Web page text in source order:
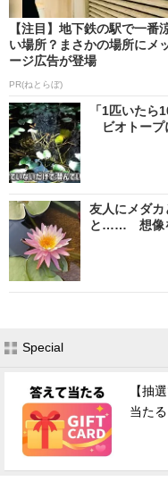
【注目】地下鉄の駅で一番
い場所？まさかの場所にメ
ージ広告が登場
PR(ねとらぼ)
「1匹いたら
ビオトープ
友人にメダ
と…… 想像を
Special
【抽
当た